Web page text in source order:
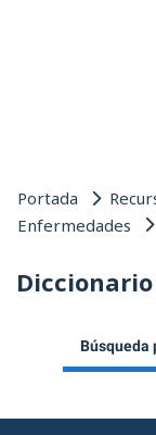
Portada
Enfermedades
Búsqueda